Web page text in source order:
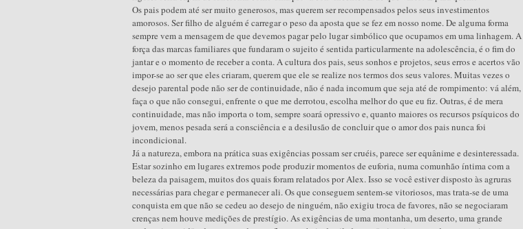
Os pais podem até ser muito generosos, mas querem ser recompensados pelos seus investimentos
amorosos. Ser filho de alguém é carregar o peso da aposta que se fez em nosso nome. De alguma forma
sempre vem a mensagem de que devemos pagar pelo lugar simbólico que ocupamos em uma linhagem. A
força das marcas familiares que fundaram o sujeito é sentida particularmente na adolescência, é o fim do
jantar e o momento de receber a conta. A cultura dos pais, seus sonhos e projetos, seus erros e acertos vão
impor-se ao ser que eles criaram, querem que ele se realize nos termos dos seus valores. Muitas vezes o
desejo parental pode não ser de continuidade, não é nada incomum que seja até de rompimento: vá além,
faça o que não consegui, enfrente o que me derrotou, escolha melhor do que eu fiz. Outras, é de mera
continuidade, mas não importa o tom, sempre soará opressivo e, quanto maiores os recursos psíquicos do
jovem, menos pesada será a consciência e a desilusão de concluir que o amor dos pais nunca foi
incondicional.
Já a natureza, embora na prática suas exigências possam ser cruéis, parece ser equânime e desinteressada.
Estar sozinho em lugares extremos pode produzir momentos de euforia, numa comunhão íntima com a
beleza da paisagem, muitos dos quais foram relatados por Alex. Isso se você estiver disposto às agruras
necessárias para chegar e permanecer ali. Os que conseguem sentem-se vitoriosos, mas trata-se de uma
conquista em que não se cedeu ao desejo de ninguém, não exigiu troca de favores, não se negociaram
crenças nem houve medições de prestígio. As exigências de uma montanha, um deserto, uma grande